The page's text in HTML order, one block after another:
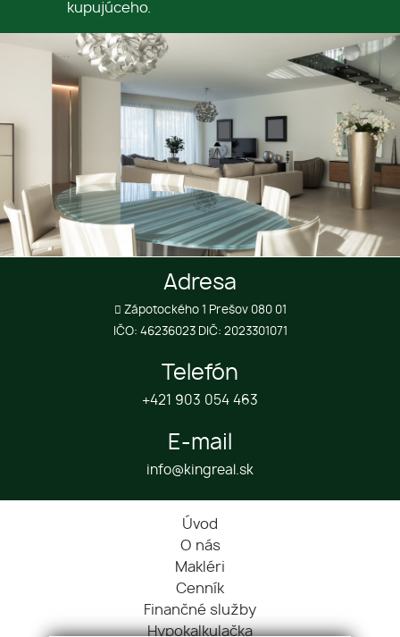
kupujúceho.
Adresa
Zápotockého 1 Prešov 080 01
IČO: 46236023 DIČ: 2023301071
Telefón
+421 903 054 463
E-mail
info@kingreal.sk
Úvod
O nás
Makléri
Cenník
Finančné služby
Hypokalkulačka